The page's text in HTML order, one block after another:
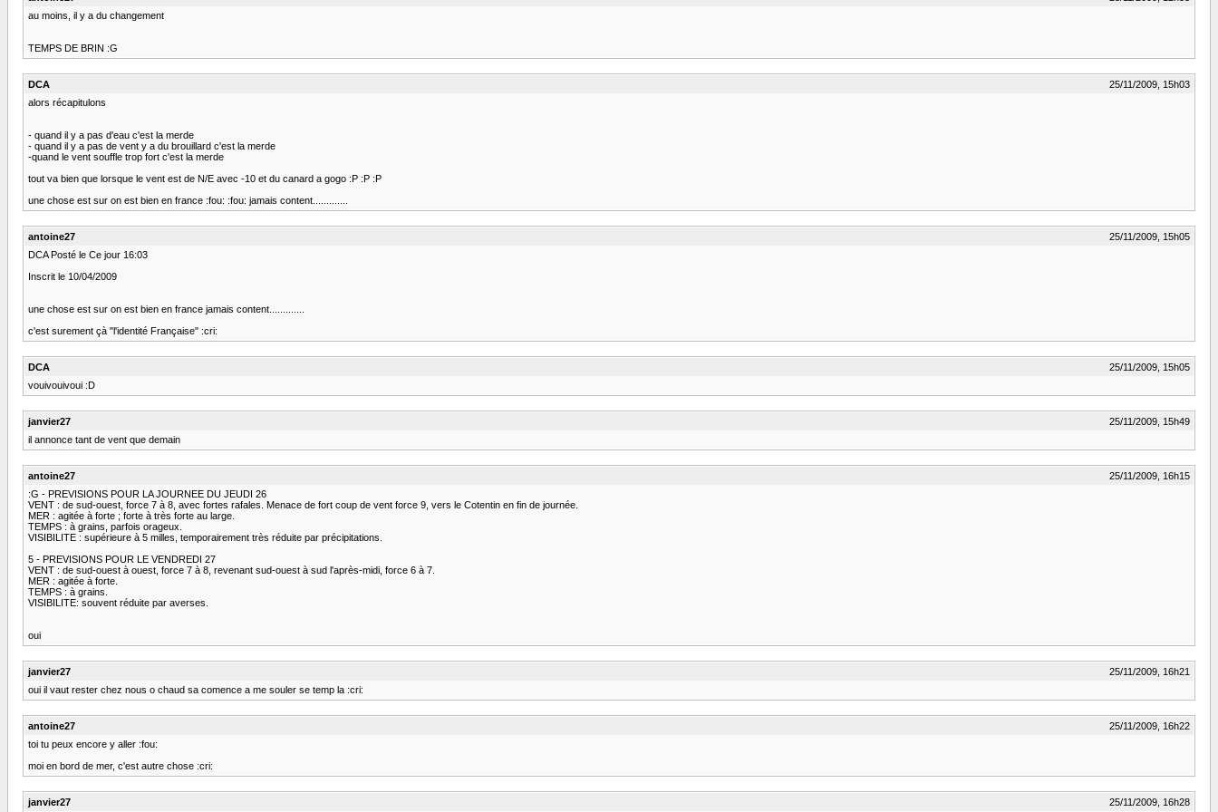
au moins, il y a du changement
TEMPS DE BRIN :G
DCA
25/11/2009, 15h03
alors récapitulons
- quand il y a pas d'eau c'est la merde
- quand il y a pas de vent y a du brouillard c'est la merde
-quand le vent souffle trop fort c'est la merde
tout va bien que lorsque le vent est de N/E avec -10 et du canard a gogo :P :P :P
une chose est sur on est bien en france :fou: :fou: jamais content.............
antoine27
25/11/2009, 15h05
DCA Posté le Ce jour 16:03
Inscrit le 10/04/2009
une chose est sur on est bien en france jamais content.............
c'est surement çà "l'identité Française" :cri:
DCA
25/11/2009, 15h05
vouivouivoui :D
janvier27
25/11/2009, 15h49
il annonce tant de vent que demain
antoine27
25/11/2009, 16h15
:G - PREVISIONS POUR LA JOURNEE DU JEUDI 26
VENT : de sud-ouest, force 7 à 8, avec fortes rafales. Menace de fort coup de vent force 9, vers le Cotentin en fin de journée.
MER : agitée à forte ; forte à très forte au large.
TEMPS : à grains, parfois orageux.
VISIBILITE : supérieure à 5 milles, temporairement très réduite par précipitations.
5 - PREVISIONS POUR LE VENDREDI 27
VENT : de sud-ouest à ouest, force 7 à 8, revenant sud-ouest à sud l'après-midi, force 6 à 7.
MER : agitée à forte.
TEMPS : à grains.
VISIBILITE: souvent réduite par averses.
oui
janvier27
25/11/2009, 16h21
oui il vaut rester chez nous o chaud sa comence a me souler se temp la :cri:
antoine27
25/11/2009, 16h22
toi tu peux encore y aller :fou:
moi en bord de mer, c'est autre chose :cri:
janvier27 25/11/2009, 16h28